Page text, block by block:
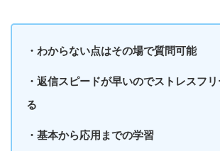
・わからない点はその場で質問可能
・返信スピードが早いのでストレスフ
る
・基本から応用までの学習